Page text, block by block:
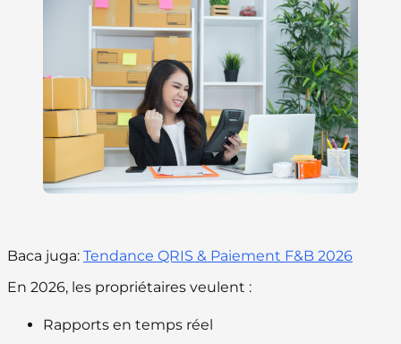
Baca juga: Tendance QRIS & Paiement F&B 2026
En 2026, les propriétaires veulent :
Rapports en temps réel